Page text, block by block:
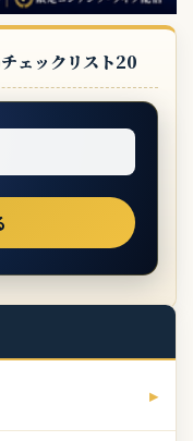
ェックリスト20
▸